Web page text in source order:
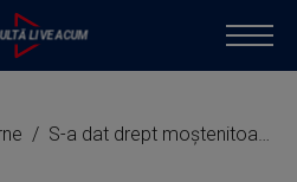
S-a dat drept moștenitoarea unei averi fabuloase și a înșelat bănci cu 30 de milioane de dolari. Acum e căutată de FBI